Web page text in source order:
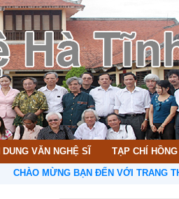
DUNG VĂN NGHỆ SĨ TẠP CHÍ HỒNG
MỪNG BẠN ĐẾN VỚI TRANG THÔNG